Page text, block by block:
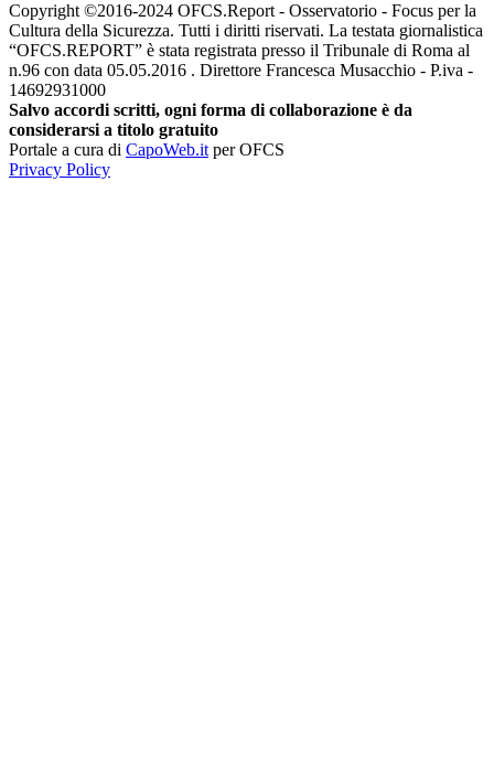
Copyright ©2016-2024 OFCS.Report - Osservatorio - Focus per la
Cultura della Sicurezza. Tutti i diritti riservati. La testata giornalistica
“OFCS.REPORT” è stata registrata presso il Tribunale di Roma al
n.96 con data 05.05.2016 . Direttore Francesca Musacchio - P.iva -
14692931000
Salvo accordi scritti, ogni forma di collaborazione è da
considerarsi a titolo gratuito
Portale a cura di CapoWeb.it per OFCS
Privacy Policy